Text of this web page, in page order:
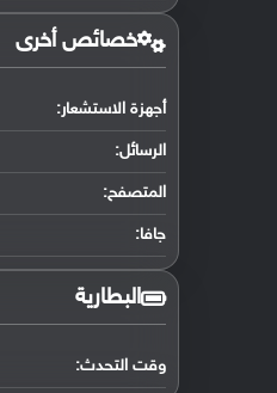
خصائص أخرى
أجهزة الاستشعار:
الرسائل:
المتصفح:
جافا:
البطارية
وقت التحدث: